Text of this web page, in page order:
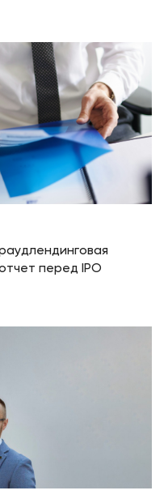
перед IPO